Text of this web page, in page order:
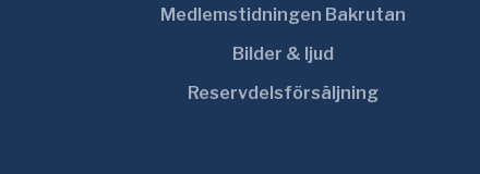
Medlemstidningen Bakrutan
Bilder & ljud
Reservdelsförsäljning